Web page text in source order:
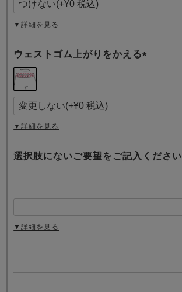
)
▼詳細を見る
ウェストゴム上がりをかえる
須
)
▼詳細を見る
選択肢にないご要望をご記入ください
▼詳細を見る